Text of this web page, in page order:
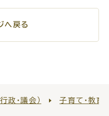
へ戻る
政・議会） 子育て・教育